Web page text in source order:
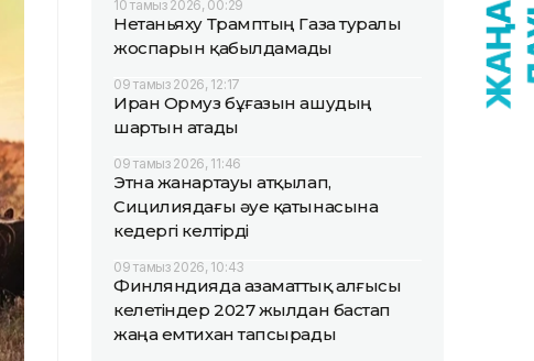
10 тамыз 2026, 00:29
Нетаньяху Трамптың Газа туралы
жоспарын қабылдамады
09 тамыз 2026, 12:17
Иран Ормуз бұғазын ашудың
шартын атады
09 тамыз 2026, 11:46
Этна жанартауы атқылап,
Сицилиядағы әуе қатынасына
кедергі келтірді
09 тамыз 2026, 10:43
Финляндияда азаматтық алғысы
келетіндер 2027 жылдан бастап
жаңа емтихан тапсырады